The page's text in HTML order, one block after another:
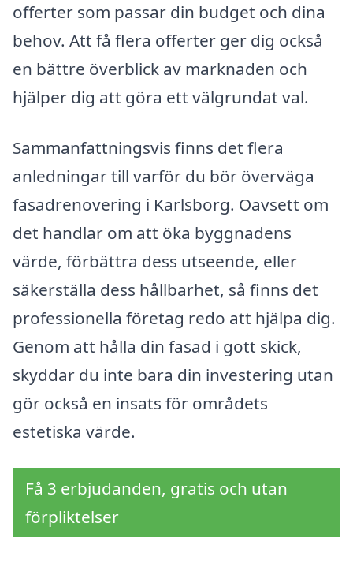
offerter som passar din budget och dina
behov. Att få flera offerter ger dig också
en bättre överblick av marknaden och
hjälper dig att göra ett välgrundat val.
Sammanfattningsvis finns det flera
anledningar till varför du bör överväga
fasadrenovering i Karlsborg. Oavsett om
det handlar om att öka byggnadens
värde, förbättra dess utseende, eller
säkerställa dess hållbarhet, så finns det
professionella företag redo att hjälpa dig.
Genom att hålla din fasad i gott skick,
skyddar du inte bara din investering utan
gör också en insats för områdets
estetiska värde.
Få 3 erbjudanden, gratis och utan
förpliktelser